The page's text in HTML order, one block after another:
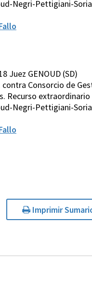
Negri-Pettigiani-Soria
Juez GENOUD (SD)
contra Consorcio de
Recurso
Negri-Pettigiani-Soria
Imprimir